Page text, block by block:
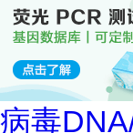
病毒